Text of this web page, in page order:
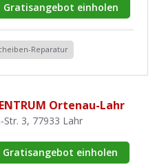
Gratisangebot einholen
Reparatur
Ortenau-Lahr
3, 77933 Lahr
Gratisangebot einholen